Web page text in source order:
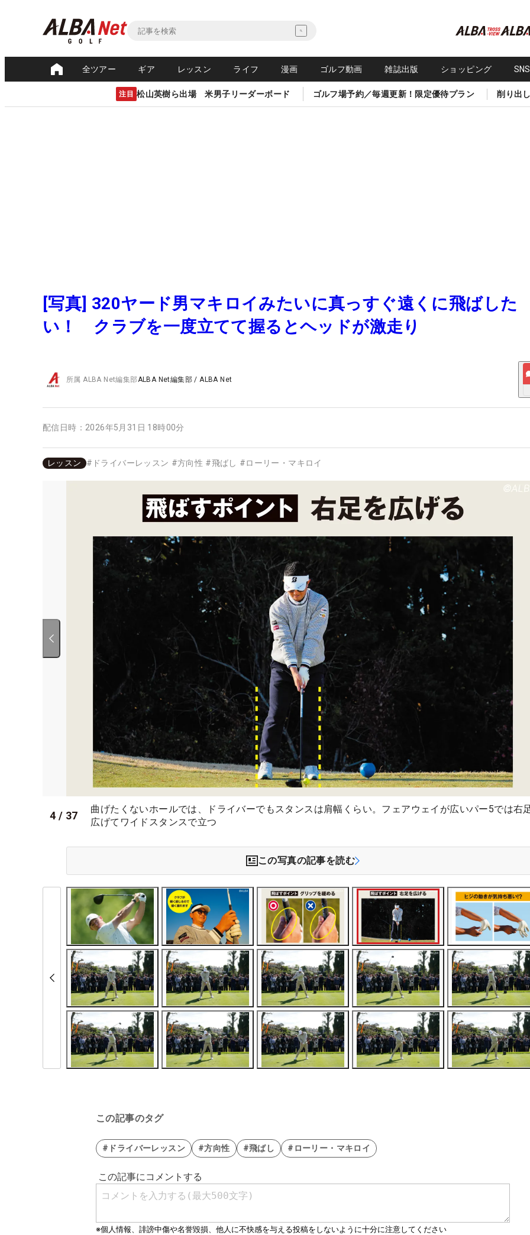
全ツアー ギア レッスン ライフ 漫画 ゴルフ動画 雑誌出版 ショッピング
注目 松山英樹ら出場 米男子リーダーボード ゴルフ場予約／毎週更新！限定優待プラン 削り出
[写真] 320ヤード男マキロイみたいに真っすぐ遠くに飛ばした
い！ クラブを一度立てて握るとヘッドが激走り
所属ALBA Net編集部ALBA Net編集部 /ALBA Net
配信日時： 2026年5月31日 18時00分
レッスン # ドライバーレッスン #方向性 #飛ばし #ローリー・マキロイ
4 / 37
曲げたくないホールでは、ドライバーでもスタンスは肩幅くらい。フェアウェイが広いパー5では右
広げてワイドスタンスで立つ
この写真の記事を読む
この記事のタグ
#ドライバーレッスン #方向性 #飛ばし #ローリー・マキロイ